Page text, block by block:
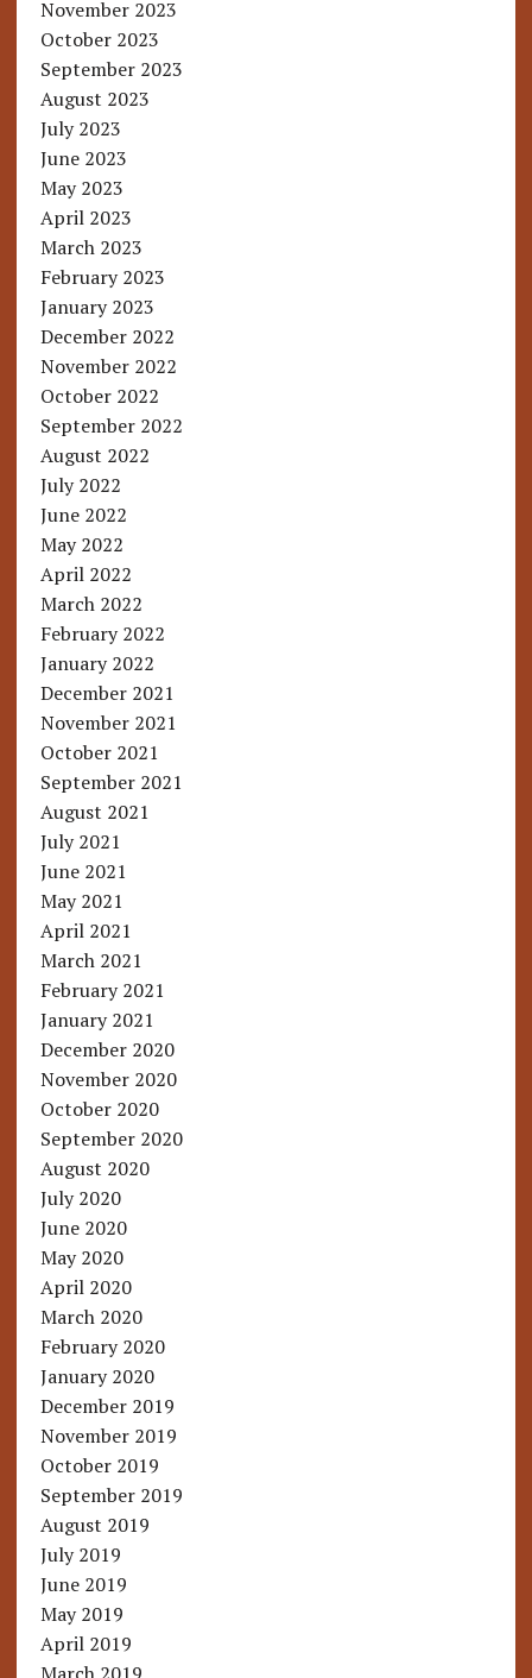
November 2023
October 2023
September 2023
August 2023
July 2023
June 2023
May 2023
April 2023
March 2023
February 2023
January 2023
December 2022
November 2022
October 2022
September 2022
August 2022
July 2022
June 2022
May 2022
April 2022
March 2022
February 2022
January 2022
December 2021
November 2021
October 2021
September 2021
August 2021
July 2021
June 2021
May 2021
April 2021
March 2021
February 2021
January 2021
December 2020
November 2020
October 2020
September 2020
August 2020
July 2020
June 2020
May 2020
April 2020
March 2020
February 2020
January 2020
December 2019
November 2019
October 2019
September 2019
August 2019
July 2019
June 2019
May 2019
April 2019